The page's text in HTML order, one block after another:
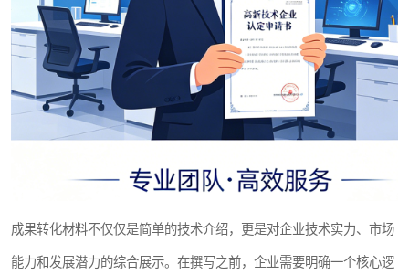
成果转化材料不仅仅是简单的技术介绍，更是对企业技术实力、市场
能力和发展潜力的综合展示。在撰写之前，企业需要明确一个核心逻